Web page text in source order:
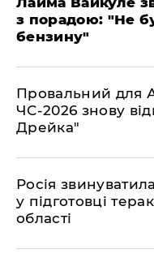
з порадою: "Не
бензину"
Провальний для
ЧС-2026 знову
Дрейка"
Росія
у підготовці
області